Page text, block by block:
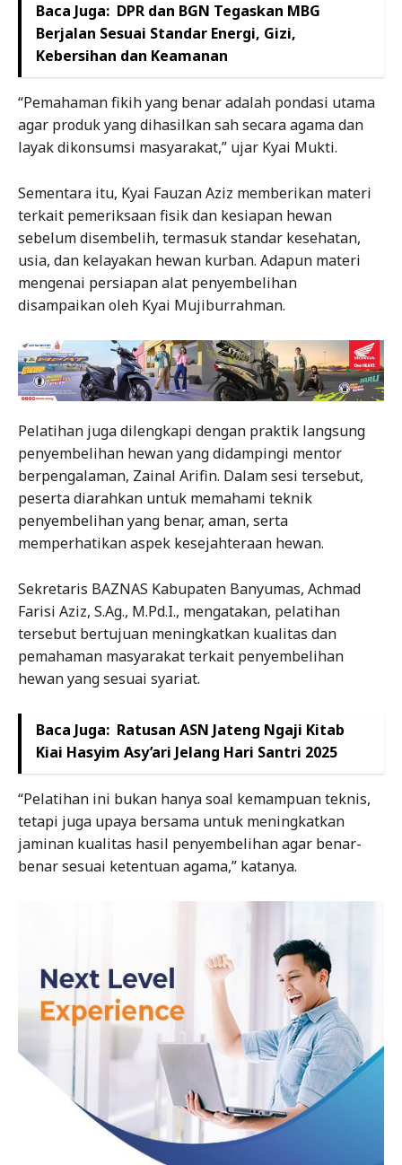
Baca Juga: DPR dan BGN Tegaskan MBG
Berjalan Sesuai Standar Energi, Gizi,
Kebersihan dan Keamanan
“Pemahaman fikih yang benar adalah pondasi utama
agar produk yang dihasilkan sah secara agama dan
layak dikonsumsi masyarakat,” ujar Kyai Mukti.
Sementara itu, Kyai Fauzan Aziz memberikan materi
terkait pemeriksaan fisik dan kesiapan hewan
sebelum disembelih, termasuk standar kesehatan,
usia, dan kelayakan hewan kurban. Adapun materi
mengenai persiapan alat penyembelihan
disampaikan oleh Kyai Mujiburrahman.
Pelatihan juga dilengkapi dengan praktik langsung
penyembelihan hewan yang didampingi mentor
berpengalaman, Zainal Arifin. Dalam sesi tersebut,
peserta diarahkan untuk memahami teknik
penyembelihan yang benar, aman, serta
memperhatikan aspek kesejahteraan hewan.
Sekretaris BAZNAS Kabupaten Banyumas, Achmad
Farisi Aziz, S.Ag., M.Pd.I., mengatakan, pelatihan
tersebut bertujuan meningkatkan kualitas dan
pemahaman masyarakat terkait penyembelihan
hewan yang sesuai syariat.
Baca Juga: Ratusan ASN Jateng Ngaji Kitab
Kiai Hasyim Asy’ari Jelang Hari Santri 2025
“Pelatihan ini bukan hanya soal kemampuan teknis,
tetapi juga upaya bersama untuk meningkatkan
jaminan kualitas hasil penyembelihan agar benar-
benar sesuai ketentuan agama,” katanya.